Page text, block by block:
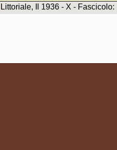
Littoriale, Il 1936 - X - Fascicolo: